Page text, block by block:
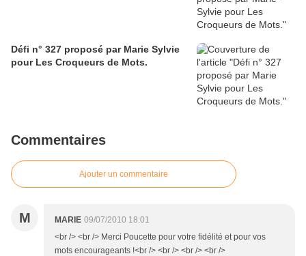
Défi n° 327 proposé par Marie Sylvie
pour Les Croqueurs de Mots.
Commentaires
Ajouter un commentaire
M MARIE 09/07/2010 18:01
<br /> <br /> Merci Poucette pour votre fidélité et pour vos
mots encourageants !<br /> <br /> <br /> <br />